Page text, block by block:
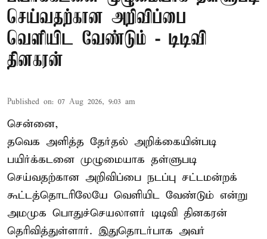
செய்வதற்கான அறிவிப்பை
வெளியிட வேண்டும் - டிடிவி
தினகரன்
Published on: 07 Aug 2026, 9:03 am
சென்னை,
தவெக அளித்த தேர்தல் அறிக்கையின்படி
பயிர்க்கடனை முழுமையாக தள்ளுபடி
செய்வதற்கான அறிவிப்பை நடப்பு சட்டமன்றக்
கூட்டத்தொடரிலேயே வெளியிட வேண்டும் என்று
அமமுக பொதுச்செயலாளர் டிடிவி தினகரன்
தெரிவித்துள்ளார். இதுதொடர்பாக அவர்